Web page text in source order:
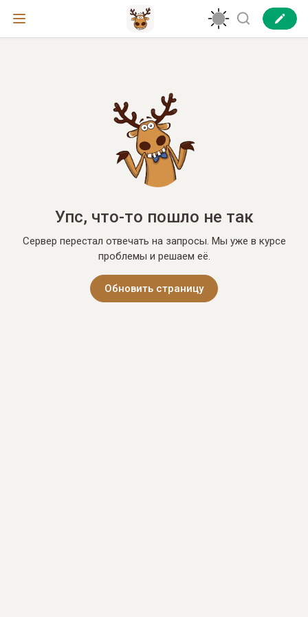
Упс, что-то пошло не так
Сервер перестал отвечать на запросы. Мы уже в курсе
проблемы и решаем её.
Обновить страницу